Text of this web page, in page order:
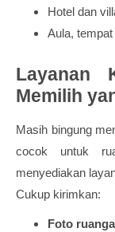
Hotel dan
Aula,
Layanan
Memilih
Masih bingung
cocok untuk
menyediakan
Cukup kirimkan:
Foto